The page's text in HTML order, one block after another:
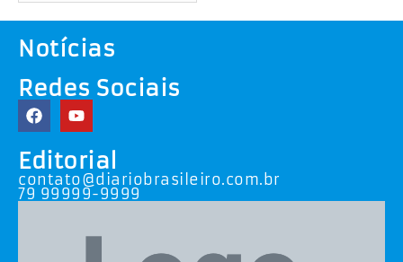
Notícias
Redes Sociais
Editorial
contato@diariobrasileiro.com.br
79 99999-9999